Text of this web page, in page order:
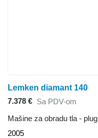
Lemken diamant 140
7.378 € Sa PDV-om
Mašine za obradu tla - plug
2005